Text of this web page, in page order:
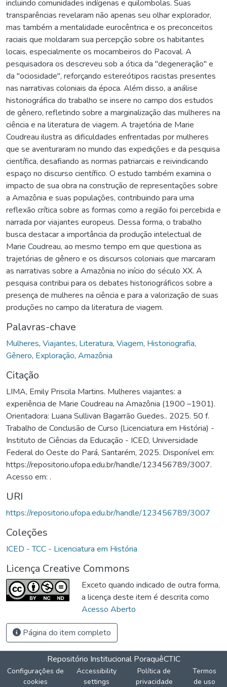
incluindo comunidades indígenas e quilombolas. Suas
transparências revelaram não apenas seu olhar explorador,
mas também a mentalidade eurocêntrica e os preconceitos
raciais que moldaram sua percepção sobre os habitantes
locais, especialmente os mocambeiros do Pacoval. A
pesquisadora os descreveu sob a ótica da "degeneração" e
da "ociosidade", reforçando estereótipos racistas presentes
nas narrativas coloniais da época. Além disso, a análise
historiográfica do trabalho se insere no campo dos estudos
de gênero, refletindo sobre a marginalização das mulheres na
ciência e na literatura de viagem. A trajetória de Marie
Coudreau ilustra as dificuldades enfrentadas por mulheres
que se aventuraram no mundo das expedições e da pesquisa
científica, desafiando as normas patriarcais e reivindicando
espaço no discurso científico. O estudo também examina o
impacto de sua obra na construção de representações sobre
a Amazônia e suas populações, contribuindo para uma
reflexão crítica sobre as formas como a região foi percebida e
narrada por viajantes europeus. Dessa forma, o trabalho
busca destacar a importância da produção intelectual de
Marie Coudreau, ao mesmo tempo em que questiona as
trajetórias de gênero e os discursos coloniais que marcaram
as narrativas sobre a Amazônia no início do século XX. A
pesquisa contribui para os debates historiográficos sobre a
presença de mulheres na ciência e para a valorização de suas
produções no campo da literatura de viagem.
Palavras-chave
Mulheres, Viajantes, Literatura, Viagem, Historiografia,
Gênero, Exploração, Amazônia
Citação
LIMA, Emily Priscila Martins. Mulheres viajantes: a
experiência de Marie Coudreau na Amazônia (1900 –1901).
Orientadora: Luana Sullivan Bagarrão Guedes.. 2025. 50 f.
Trabalho de Conclusão de Curso (Licenciatura em História) -
Instituto de Ciências da Educação - ICED, Universidade
Federal do Oeste do Pará, Santarém, 2025. Disponível em:
https://repositorio.ufopa.edu.br/handle/123456789/3007.
Acesso em: .
URI
https://repositorio.ufopa.edu.br/handle/123456789/3007
Coleções
ICED - TCC - Licenciatura em História
Licença Creative Commons
Exceto quando indicado de outra forma,
a licença deste item é descrita como
Acesso Aberto
Página do item completo
Repositório Institucional PoraquêCTIC
Configurações de
cookies
Accessibility
settings
Política de
privacidade
Termos
de uso